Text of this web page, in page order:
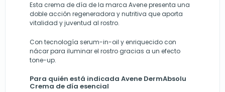
Esta crema de día de la marca Avenepresenta una
doble acción regeneradora y nutritiva que aporta
vitalidad y juventud al rostro.
Con tecnología serum-in-oil y enriquecido con
nácar para iluminar el rostro gracias a un efecto
tone-up.
Para quién está indicada Avene DermAbsolu
Crema de día esencial